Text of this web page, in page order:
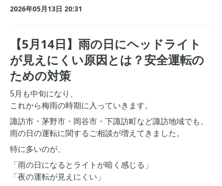
2026年05月13日 20:31
【5月14日】雨の日にヘッドライト
が見えにくい原因とは？安全運転の
ための対策
5月も中旬になり、
これから梅雨の時期に入っていきます。
諏訪市・茅野市・岡谷市・下諏訪町など諏訪地域でも、
雨の日の運転に関するご相談が増えてきました。
特に多いのが、
「雨の日になるとライトが暗く感じる」
「夜の運転が見えにくい」